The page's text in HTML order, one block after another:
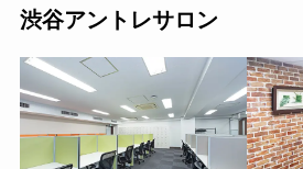
渋谷アントレサロン